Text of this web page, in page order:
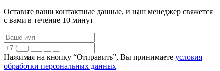
Оставьте ваши контактные данные, и наш менеджер свяжется
с вами в течение 10 минут
Нажимая на кнопку “Отправить”, Вы принимаете условия
обработки персональных данных